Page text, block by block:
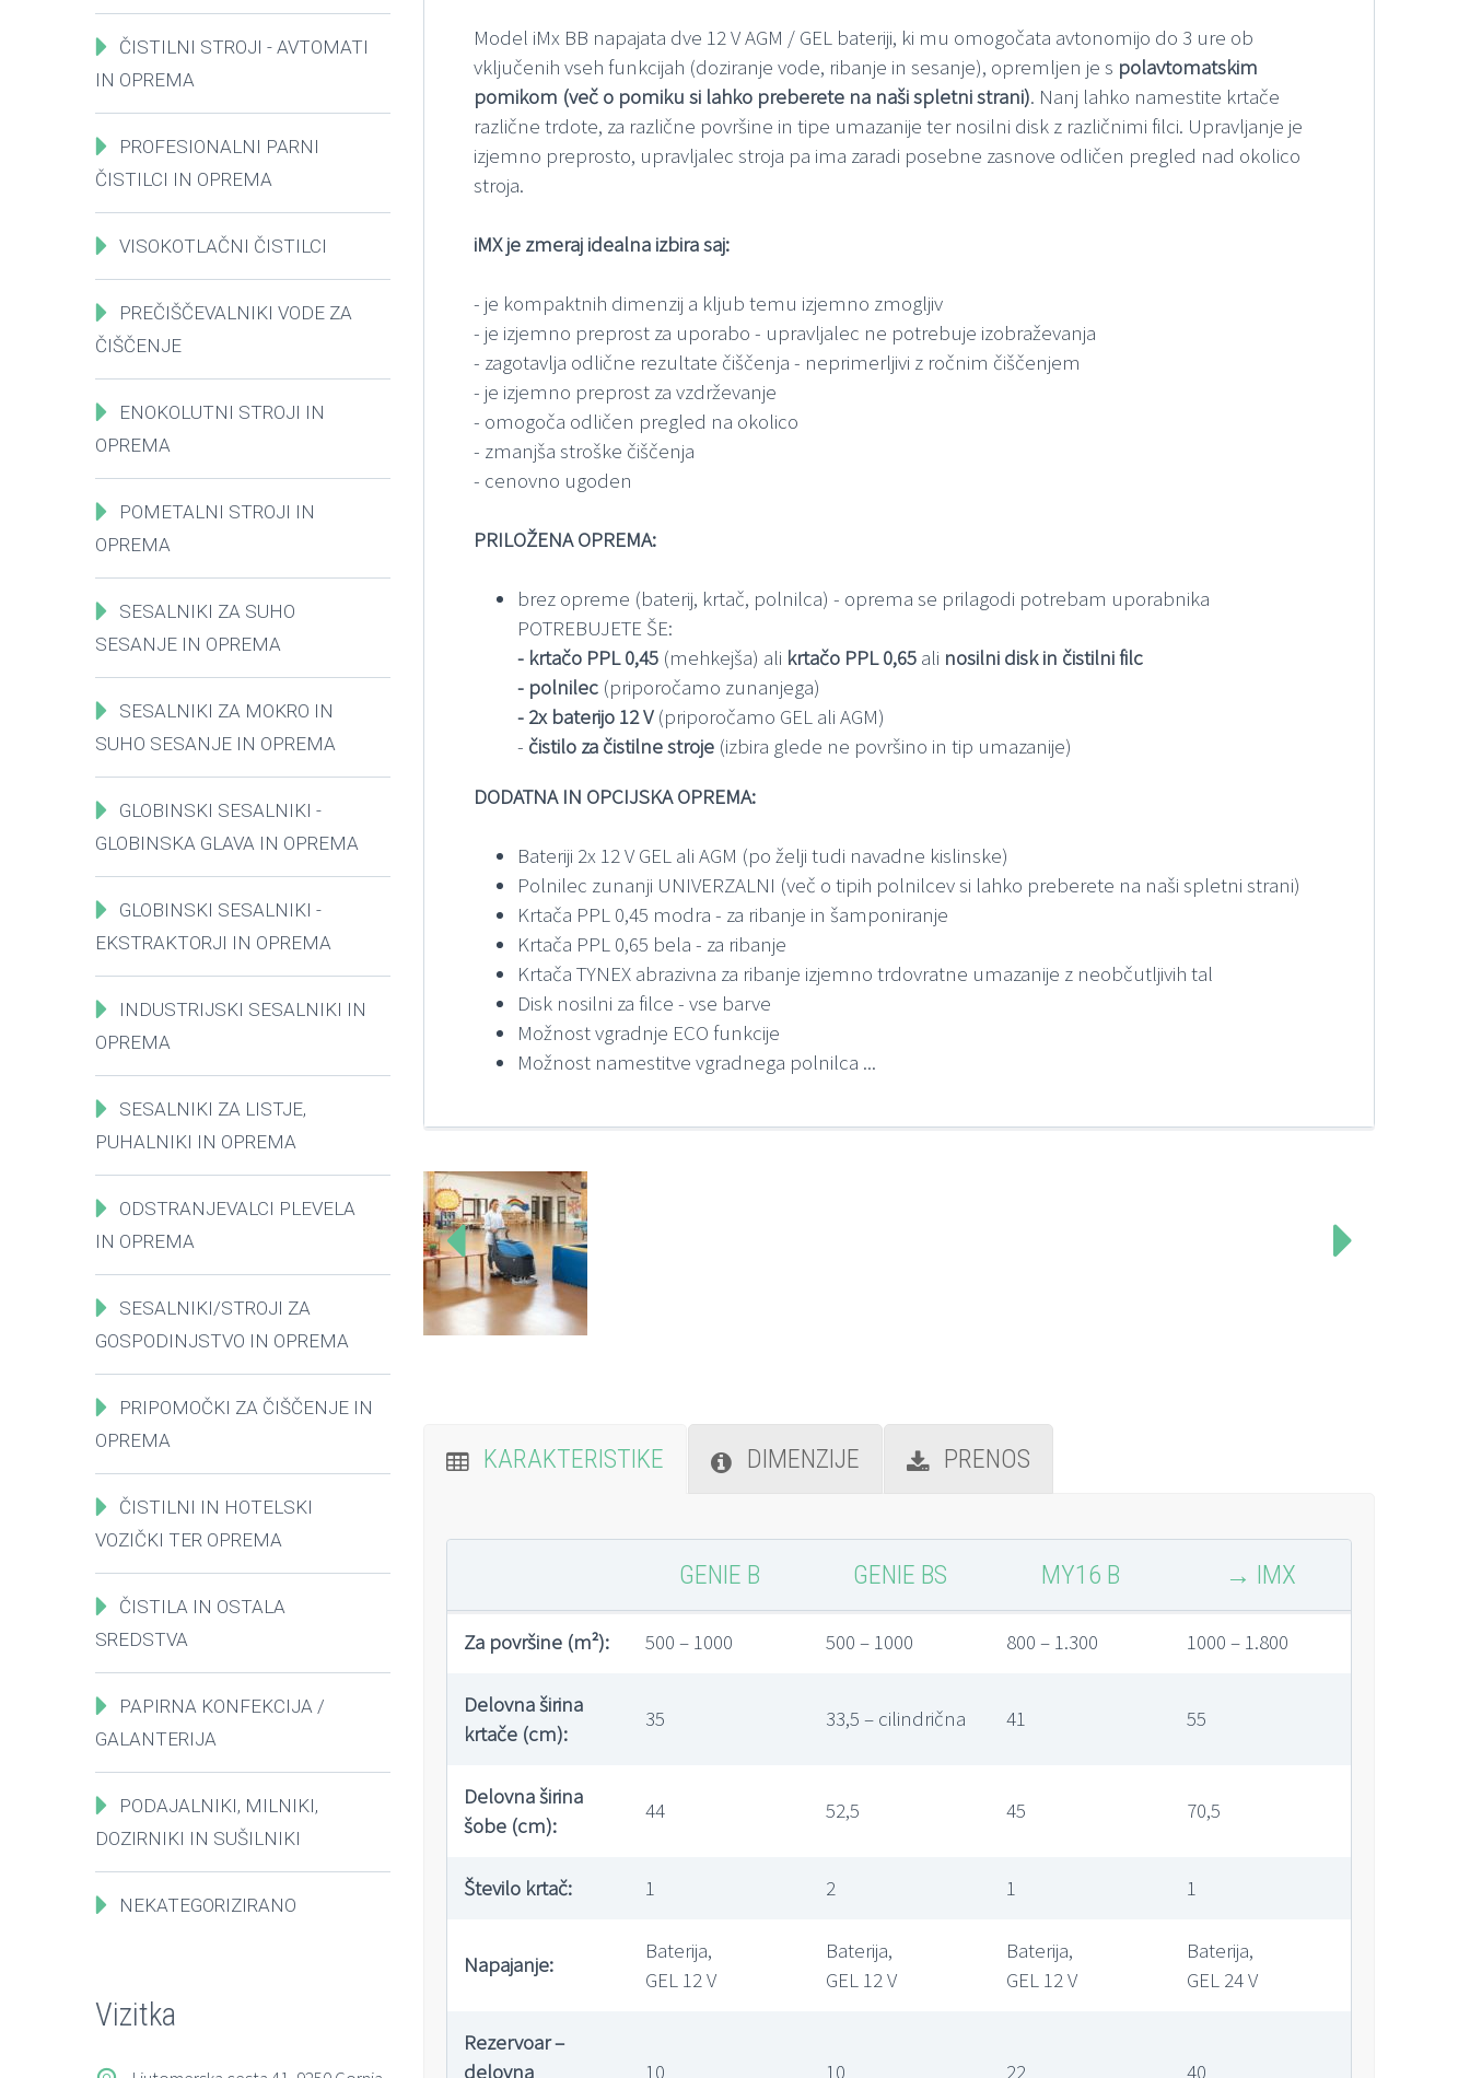
Model iMx BB napajata dve 12 V AGM / GEL bateriji, ki mu omogočata avtonomijo do 3 ure ob
vključenih vseh funkcijah (doziranje vode, ribanje in sesanje), opremljen je s polavtomatskim
pomikom (več o pomiku si lahko preberete na naši spletni strani). Nanj lahko namestite krtače
različne trdote, za različne površine in tipe umazanije ter nosilni disk z različnimi filci. Upravljanje je
izjemno preprosto, upravljalec stroja pa ima zaradi posebne zasnove odličen pregled nad okolico
stroja.
iMX je zmeraj idealna izbira saj:
- je kompaktnih dimenzij a kljub temu izjemno zmogljiv
- je izjemno preprost za uporabo - upravljalec ne potrebuje izobraževanja
- zagotavlja odlične rezultate čiščenja - neprimerljivi z ročnim čiščenjem
- je izjemno preprost za vzdrževanje
- omogoča odličen pregled na okolico
- zmanjša stroške čiščenja
- cenovno ugoden
PRILOŽENA OPREMA:
brez opreme (baterij, krtač, polnilca) - oprema se prilagodi potrebam uporabnika
POTREBUJETE ŠE:
- krtačo PPL 0,45 (mehkejša) ali krtačo PPL 0,65 ali nosilni disk in čistilni filc
- polnilec (priporočamo zunanjega)
- 2x baterijo 12 V (priporočamo GEL ali AGM)
- čistilo za čistilne stroje (izbira glede ne površino in tip umazanije)
DODATNA IN OPCIJSKA OPREMA:
Bateriji 2x 12 V GEL ali AGM (po želji tudi navadne kislinske)
Polnilec zunanji UNIVERZALNI (več o tipih polnilcev si lahko preberete na naši spletni strani)
Krtača PPL 0,45 modra - za ribanje in šamponiranje
Krtača PPL 0,65 bela - za ribanje
Krtača TYNEX abrazivna za ribanje izjemno trdovratne umazanije z neobčutljivih tal
Disk nosilni za filce - vse barve
Možnost vgradnje ECO funkcije
Možnost namestitve vgradnega polnilca ...
KARAKTERISTIKE DIMENZIJE PRENOS
GENIE B GENIE BS MY16 B → IMX
Za površine (m²): 500 – 1000 500 – 1000 800 – 1.300 1000 – 1.800
Delovna širina
krtače (cm):
35 33,5 – cilindrična 41 55
Delovna širina
šobe (cm):
44 52,5 45 70,5
Število krtač: 1 2 1 1
Napajanje:
Baterija,
GEL 12 V
Baterija,
GEL 12 V
Baterija,
GEL 12 V
Baterija,
GEL 24 V
Rezervoar –
delovna
10 10 22 40
ČISTILNI STROJI - AVTOMATI
IN OPREMA
PROFESIONALNI PARNI
ČISTILCI IN OPREMA
VISOKOTLAČNI ČISTILCI
PREČIŠČEVALNIKI VODE ZA
ČIŠČENJE
ENOKOLUTNI STROJI IN
OPREMA
POMETALNI STROJI IN
OPREMA
SESALNIKI ZA SUHO
SESANJE IN OPREMA
SESALNIKI ZA MOKRO IN
SUHO SESANJE IN OPREMA
GLOBINSKI SESALNIKI -
GLOBINSKA GLAVA IN OPREMA
GLOBINSKI SESALNIKI -
EKSTRAKTORJI IN OPREMA
INDUSTRIJSKI SESALNIKI IN
OPREMA
SESALNIKI ZA LISTJE,
PUHALNIKI IN OPREMA
ODSTRANJEVALCI PLEVELA
IN OPREMA
SESALNIKI/STROJI ZA
GOSPODINJSTVO IN OPREMA
PRIPOMOČKI ZA ČIŠČENJE IN
OPREMA
ČISTILNI IN HOTELSKI
VOZIČKI TER OPREMA
ČISTILA IN OSTALA
SREDSTVA
PAPIRNA KONFEKCIJA /
GALANTERIJA
PODAJALNIKI, MILNIKI,
DOZIRNIKI IN SUŠILNIKI
NEKATEGORIZIRANO
Vizitka